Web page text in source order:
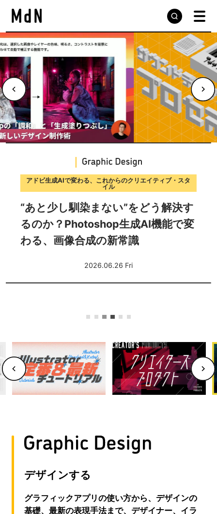
デザインの現場から届ける実践的な手法と思考プロセス
サウンドデザインのプロセスを学
ぶ〜合意を積み重ねながら音を仕上
げる実践ガイド〜
デザインする
グラフィックアプリの使い方から、デザインの
基礎、最新の表現手法まで、デザイナー、イラ